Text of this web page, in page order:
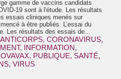
gamme de vaccins candidats
19 sont à l'étude. Les résultats
essais cliniques menés sur
à être publiés. L’essai du
Les résultats des essais de...
ANTICORPS, CORONAVIRUS,
, INFORMATION,
, PUBLIQUE, SANTÉ,
, VIRUS